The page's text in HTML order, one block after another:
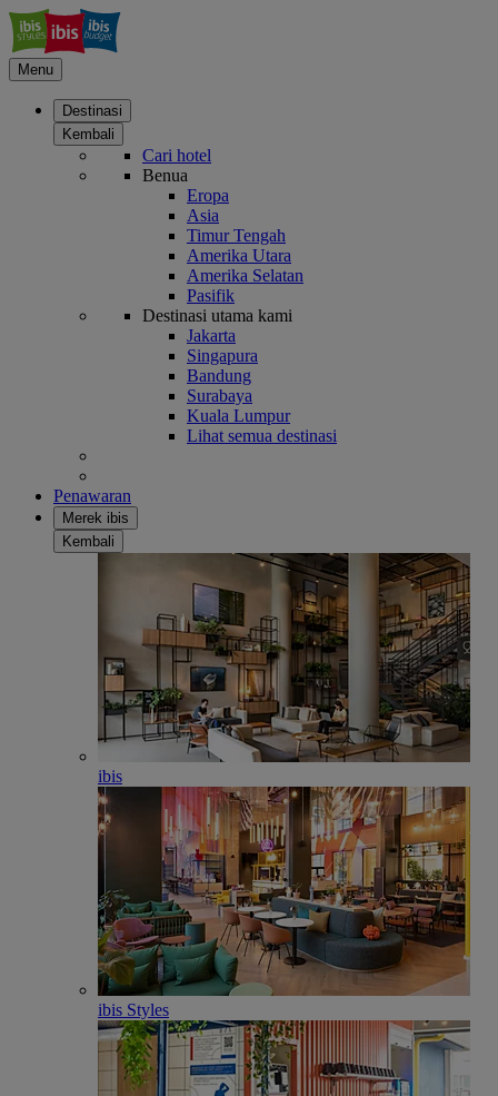
Menu
Destinasi
Kembali
Cari hotel
Benua
Eropa
Asia
Timur Tengah
Amerika Utara
Amerika Selatan
Pasifik
Destinasi utama kami
Jakarta
Singapura
Bandung
Surabaya
Kuala Lumpur
Lihat semua destinasi
Penawaran
Merek ibis
Kembali
ibis
ibis Styles